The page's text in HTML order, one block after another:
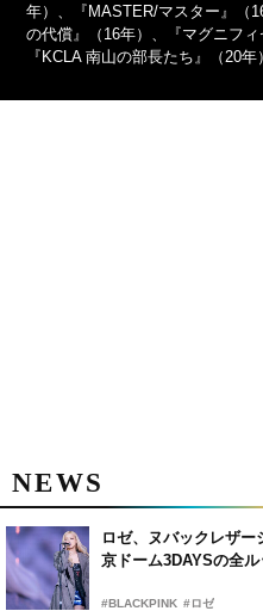
年）、『MASTER/マスター』（
の代償』（16年）、『マグニフィ
『KCLA 南山の部長たち』（20年
NEWS
ロゼ、ヌバックレザ
京ドーム3DAYSの全ル
#BLACKPINK #ロゼ